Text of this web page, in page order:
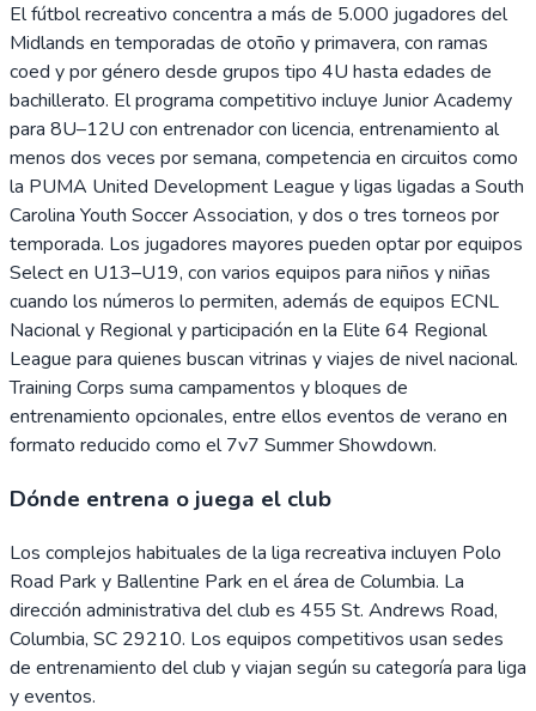
El fútbol recreativo concentra a más de 5.000 jugadores del
Midlands en temporadas de otoño y primavera, con ramas
coed y por género desde grupos tipo 4U hasta edades de
bachillerato. El programa competitivo incluye Junior Academy
para 8U–12U con entrenador con licencia, entrenamiento al
menos dos veces por semana, competencia en circuitos como
la PUMA United Development League y ligas ligadas a South
Carolina Youth Soccer Association, y dos o tres torneos por
temporada. Los jugadores mayores pueden optar por equipos
Select en U13–U19, con varios equipos para niños y niñas
cuando los números lo permiten, además de equipos ECNL
Nacional y Regional y participación en la Elite 64 Regional
League para quienes buscan vitrinas y viajes de nivel nacional.
Training Corps suma campamentos y bloques de
entrenamiento opcionales, entre ellos eventos de verano en
formato reducido como el 7v7 Summer Showdown.
Dónde entrena o juega el club
Los complejos habituales de la liga recreativa incluyen Polo
Road Park y Ballentine Park en el área de Columbia. La
dirección administrativa del club es 455 St. Andrews Road,
Columbia, SC 29210. Los equipos competitivos usan sedes
de entrenamiento del club y viajan según su categoría para liga
y eventos.